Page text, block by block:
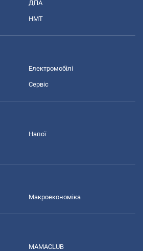
ДПА
НМТ
Електромобілі
Сервіс
Напої
Макроекономіка
MAMACLUB